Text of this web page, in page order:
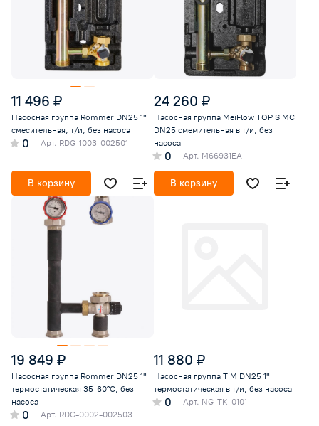
11 496 ₽
Насосная группа Rommer DN25 1"
смесительная, т/и, без насоса
0 Арт. RDG-1003-002501
В корзину
24 260 ₽
Насосная группа MeiFlow TOP S MC
DN25 смемительная в т/и, без
насоса
0 Арт. M66931EA
В корзину
19 849 ₽
Насосная группа Rommer DN25 1"
термостатическая 35-60°С, без
насоса
0 Арт. RDG-0002-002503
11 880 ₽
Насосная группа TiM DN25 1"
термостатическая в т/и, без насоса
0 Арт. NG-TK-0101